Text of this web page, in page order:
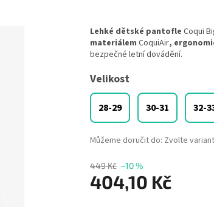
449 Kč –10 %
404,10 Kč
Velikost
28-29 30-31 32-
Můžeme doručit do: Zvolte
Lehké dětské pantofle Coqui
materiálem CoquiAir,
bezpečné letní dovádění.